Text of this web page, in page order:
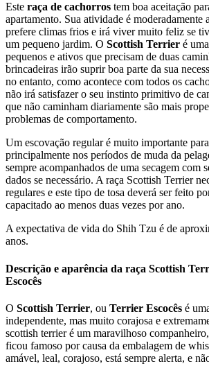
Este raça de cachorros tem boa aceitação
apartamento. Sua atividade é moderadamente
prefere climas frios e irá viver muito feliz se
um pequeno jardim. O Scottish Terrier é
pequenos e ativos que precisam de duas
brincadeiras irão suprir boa parte da sua
no entanto, como acontece com todos os
não irá satisfazer o seu instinto primitivo de
que não caminham diariamente são mais
problemas de comportamento.
Um escovação regular é muito importante
principalmente nos períodos de muda da
sempre acompanhados de uma secagem com
dados se necessário. A raça Scottish Terrier
regulares e este tipo de tosa deverá ser feito
capacitado ao menos duas vezes por ano.
A expectativa de vida do Shih Tzu é de
anos.
Descrição e aparência da raça Scottish
Escocês
O Scottish Terrier, ou Terrier Escocês é
independente, mas muito corajosa e
scottish terrier é um maravilhoso
ficou famoso por causa da embalagem de
amável, leal, corajoso, está sempre alerta, e